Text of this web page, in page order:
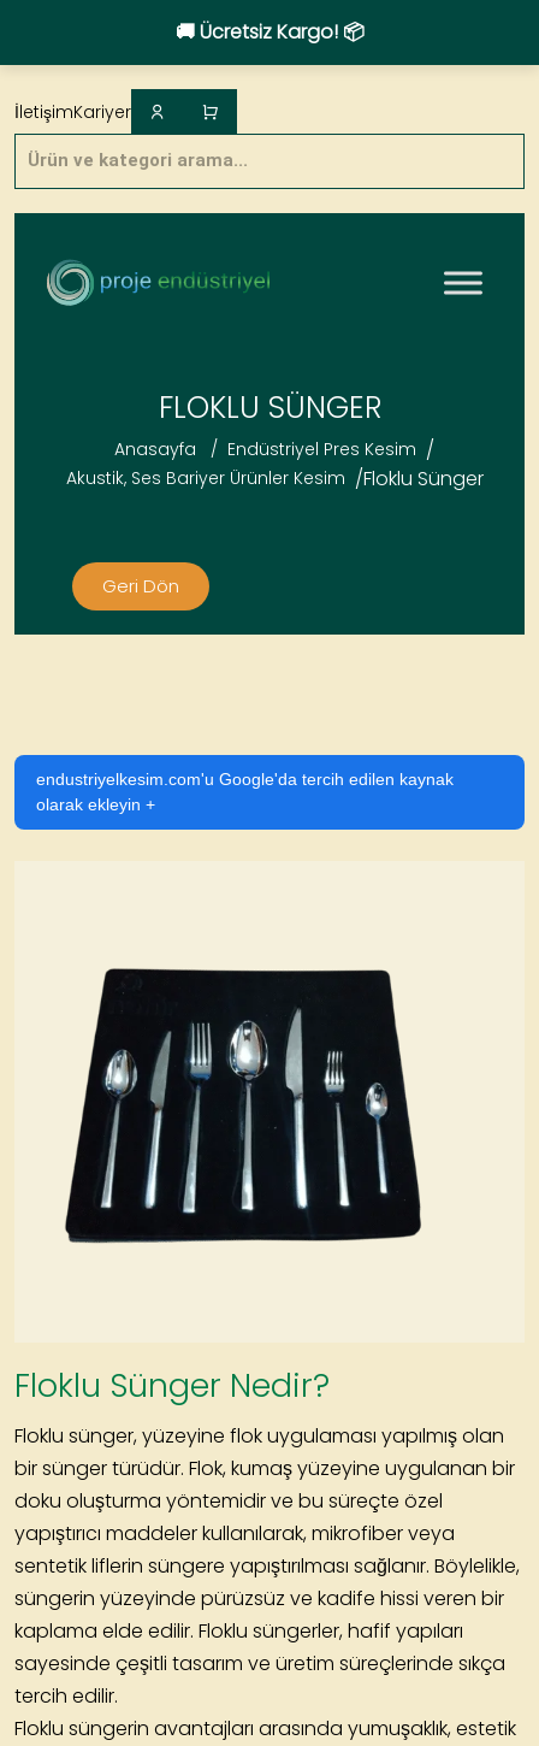
🚚 Ücretsiz Kargo! 📦
to
content
Products
search
İletişimKariyer
FLOKLU SÜNGER
Anasayfa / Endüstriyel Pres Kesim /
Akustik, Ses Bariyer Ürünler Kesim /Floklu Sünger
Geri Dön
endustriyelkesim.com'u Google'da tercih edilen kaynak
olarak ekleyin +
Floklu Sünger Nedir?
Floklu sünger, yüzeyine flok uygulaması yapılmış olan
bir sünger türüdür. Flok, kumaş yüzeyine uygulanan bir
doku oluşturma yöntemidir ve bu süreçte özel
yapıştırıcı maddeler kullanılarak, mikrofiber veya
sentetik liflerin süngere yapıştırılması sağlanır. Böylelikle,
süngerin yüzeyinde pürüzsüz ve kadife hissi veren bir
kaplama elde edilir. Floklu süngerler, hafif yapıları
sayesinde çeşitli tasarım ve üretim süreçlerinde sıkça
tercih edilir.
Floklu süngerin avantajları arasında yumuşaklık, estetik